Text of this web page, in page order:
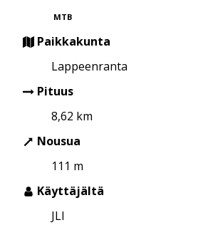
MTB
Paikkakunta
Lappeenranta
Pituus
8,62 km
Nousua
111 m
Käyttäjältä
JLI